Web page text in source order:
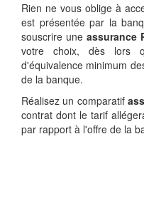
Rien ne vous oblige à
est présentée par la
souscrire une assurance
votre choix, dès lors
d'équivalence minimum
de la banque.
Réalisez un comparatif
contrat dont le tarif
par rapport à l'offre de la